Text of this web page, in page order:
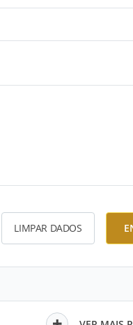
LIMPAR DADOS